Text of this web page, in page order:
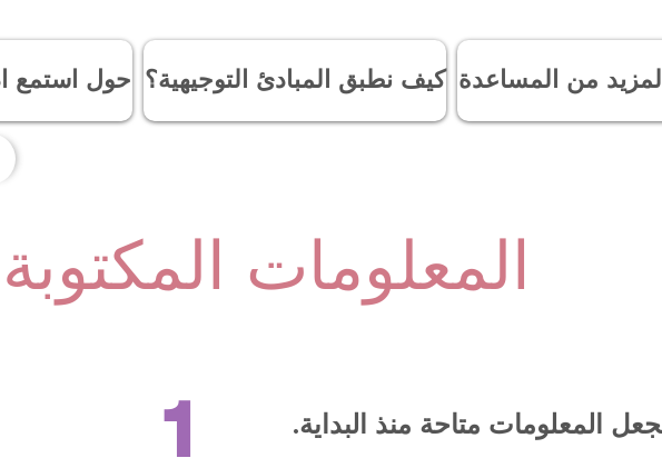
حول استمع كيف نطبق المبادئ التوجيهية؟ من المساعدة
المعلومات المكتوبة
1 المعلومات متاحة منذ البداية.